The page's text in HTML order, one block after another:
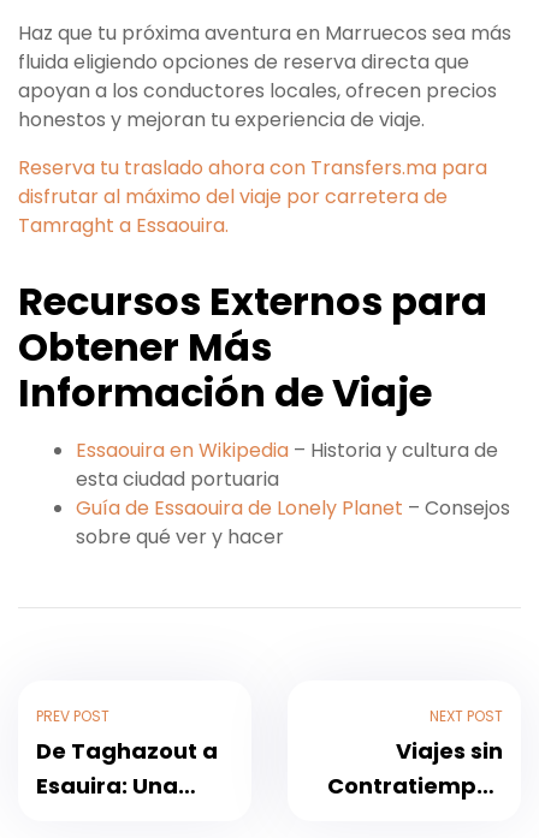
Haz que tu próxima aventura en Marruecos sea más
fluida eligiendo opciones de reserva directa que
apoyan a los conductores locales, ofrecen precios
honestos y mejoran tu experiencia de viaje.
Reserva tu traslado ahora con Transfers.ma para
disfrutar al máximo del viaje por carretera de
Tamraght a Essaouira.
Recursos Externos para
Obtener Más
Información de Viaje
Essaouira en Wikipedia – Historia y cultura de
esta ciudad portuaria
Guía de Essaouira de Lonely Planet – Consejos
sobre qué ver y hacer
PREV POST
De Taghazout a
Esauira: Una
NEXT POST
Viajes sin
Contratiempos